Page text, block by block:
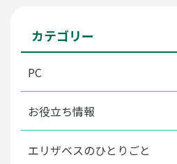
カテゴリー
PC
お役立ち情報
エリザベスのひとりごと